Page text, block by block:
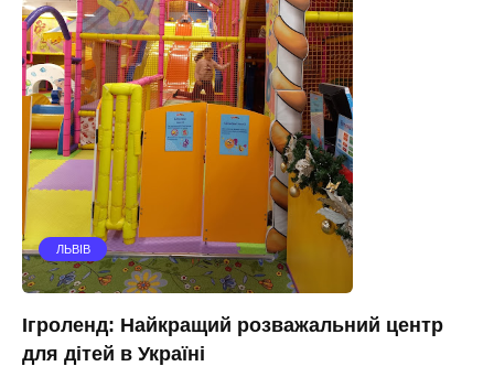
ЛЬВІВ
Ігроленд: Найкращий розважальний центр
для дітей в Україні